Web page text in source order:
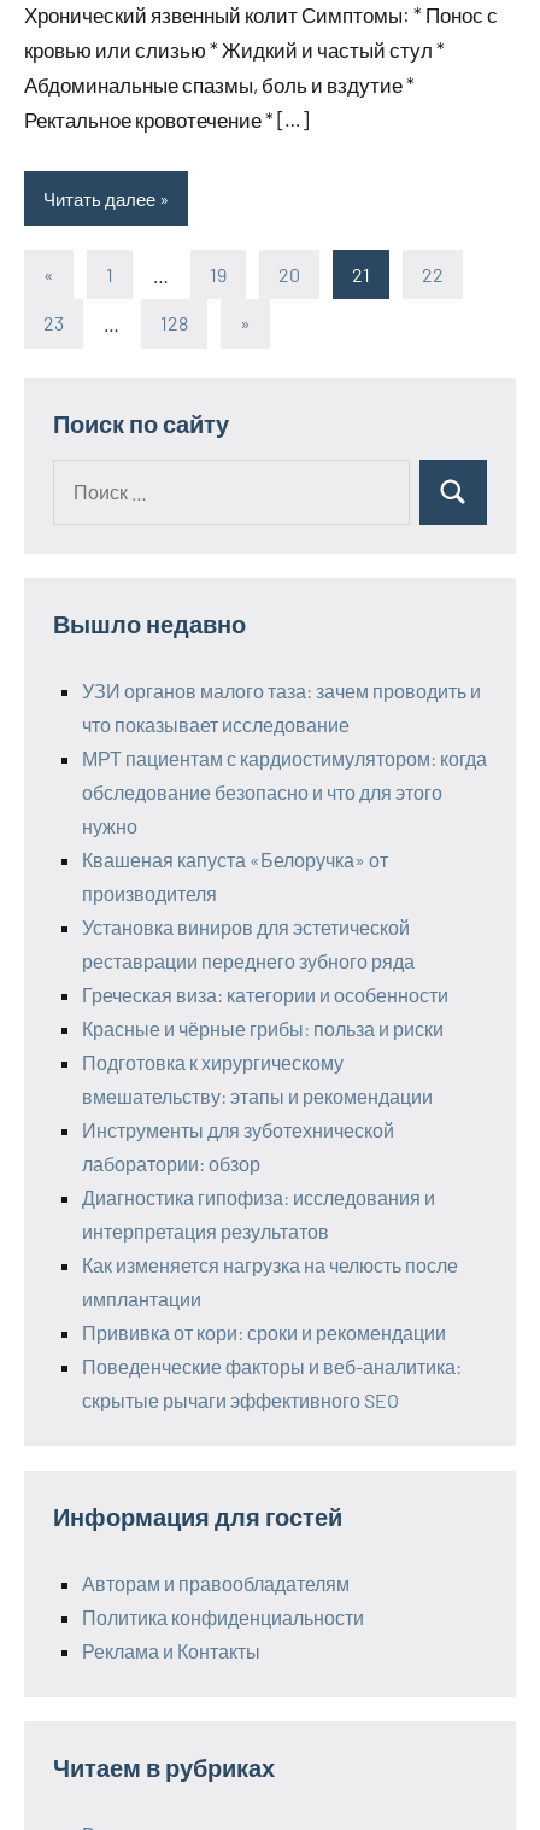
собой
2024
Хронический язвенный колит Симптомы: * Понос с
кровью или слизью * Жидкий и частый стул *
Абдоминальные спазмы, боль и вздутие *
Ректальное кровотечение * […]
Читать далее
Пагинация
«
Предыдущие
1 19 20 21 22
23 128
Следующие
»
Поиск по сайту
Поиск
Вышло недавно
УЗИ органов малого таза: зачем проводить и
что показывает исследование
МРТ пациентам с кардиостимулятором: когда
обследование безопасно и что для этого
нужно
Квашеная капуста «Белоручка» от
производителя
Установка виниров для эстетической
реставрации переднего зубного ряда
Греческая виза: категории и особенности
Красные и чёрные грибы: польза и риски
Подготовка к хирургическому
вмешательству: этапы и рекомендации
Инструменты для зуботехнической
лаборатории: обзор
Диагностика гипофиза: исследования и
интерпретация результатов
Как изменяется нагрузка на челюсть после
имплантации
Прививка от кори: сроки и рекомендации
Поведенческие факторы и веб-аналитика:
скрытые рычаги эффективного SEO
Информация для гостей
Авторам и правообладателям
Политика конфиденциальности
Реклама и Контакты
Читаем в рубриках